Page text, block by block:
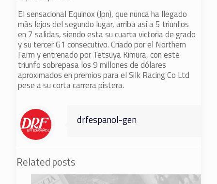
El sensacional Equinox (Jpn), que nunca ha llegado
más lejos del segundo lugar, arriba así a 5 triunfos
en 7 salidas, siendo esta su cuarta victoria de grado
y su tercer G1 consecutivo. Criado por el Northern
Farm y entrenado por Tetsuya Kimura, con este
triunfo sobrepasa los 9 millones de dólares
aproximados en premios para el Silk Racing Co Ltd
pese a su corta carrera pistera.
drfespanol-gen
Related posts